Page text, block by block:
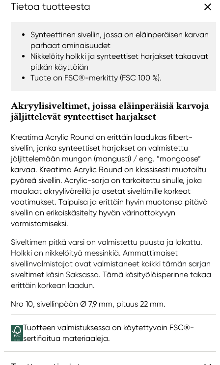
Tietoa tuotteesta
Synteettinen sivellin, jossa on eläinperäisen karvan
parhaat ominaisuudet
Nikkelöity holkki ja synteettiset harjakset takaavat
pitkän käyttöiän
Tuote on FSC®-merkitty (FSC 100 %).
Akryylisiveltimet, joissa eläinperäisiä karvoja
jäljittelevät synteettiset harjakset
Kreatima Acrylic Round on erittäin laadukas filbert-
sivellin, jonka synteettiset harjakset on valmistettu
jäljittelemään mungon (mangusti) / eng. ”mongoose”
karvaa. Kreatima Acrylic Round on klassisesti muotoiltu
pyöreä sivellin. Acrylic-sarja on tarkoitettu sinulle, joka
maalaat akryyliväreillä ja asetat siveltimille korkeat
vaatimukset. Taipuisa ja erittäin hyvin muotonsa pitävä
sivellin on erikoiskäsitelty hyvän värinottokyvyn
varmistamiseksi.
Siveltimen pitkä varsi on valmistettu puusta ja lakattu.
Holkki on nikkelöityä messinkiä. Ammattimaiset
sivellinvalmistajat ovat valmistaneet kaikki tämän sarjan
siveltimet käsin Saksassa. Tämä käsityöläisperinne takaa
erittäin korkean laadun.
Nro 10, sivellinpään Ø 7,9 mm, pituus 22 mm.
Tuotteen valmistuksessa on käytettyvain FSC®-
sertifioitua materiaaleja.